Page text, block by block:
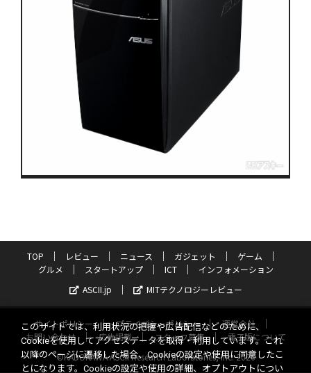
TOP レビュー ニュース ガジェット
ゲーム
グルメ
スタートアップ ICT
インフォメーション
ASCII.jp
MITテクノロジーレビュー
サイトポリシー プライバシーポリシー
運営会社
お問い合わせ
広告掲載 スタッフ募集
電子版について
©KADOKAWA ASCII Research Laboratories, Inc. 2026
このサイトでは、利用状況の把握や広告配信などのために、
Cookieを使用してアクセスデータを取得・利用しています。これ
以降のページに遷移した場合、Cookieの設定や使用に同意したこ
とになります。Cookieの設定や使用の詳細、オプトアウトについ